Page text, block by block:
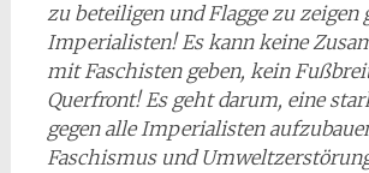
zu beteiligen und Flagge zu zeigen
Imperialisten! Es kann keine
mit Faschisten geben, kein
Querfront! Es geht darum, eine
gegen alle Imperialisten
Faschismus und